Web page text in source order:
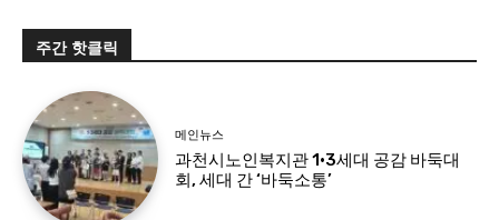
주간 핫클릭
메인뉴스
과천시노인복지관 1·3세대 공감 바둑대
회, 세대 간 ‘바둑소통’